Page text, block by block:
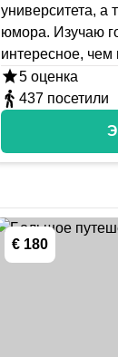
университета, а
юмора. Изучаю
интересное, чем
5оценка
437 посетили
€ 180